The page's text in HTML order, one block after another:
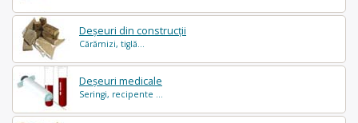
Deșeuri din construcții
Cărămizi, tiglă...
Deșeuri medicale
Seringi, recipente ...